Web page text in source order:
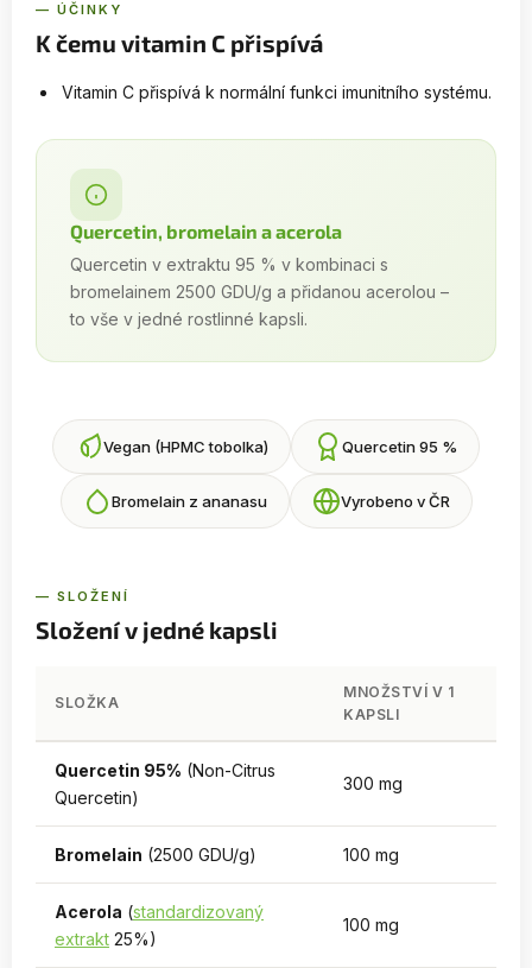
— ÚČINKY
K čemu vitamin C přispívá
Vitamin C přispívá k normální funkci imunitního systému.
Quercetin, bromelain a acerola
Quercetin v extraktu 95 % v kombinaci s
bromelainem 2500 GDU/g a přidanou acerolou –
to vše v jedné rostlinné kapsli.
Vegan (HPMC tobolka) Quercetin 95 %
Bromelain z ananasu Vyrobeno v ČR
— SLOŽENÍ
Složení v jedné kapsli
SLOŽKA
MNOŽSTVÍ V 1
KAPSLI
Quercetin 95% (Non-Citrus
Quercetin)
300 mg
Bromelain (2500 GDU/g) 100 mg
Acerola (standardizovaný
extrakt 25%)
100 mg